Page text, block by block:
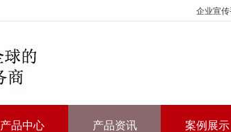
企业宣
产品中心 产品资讯 案例展示